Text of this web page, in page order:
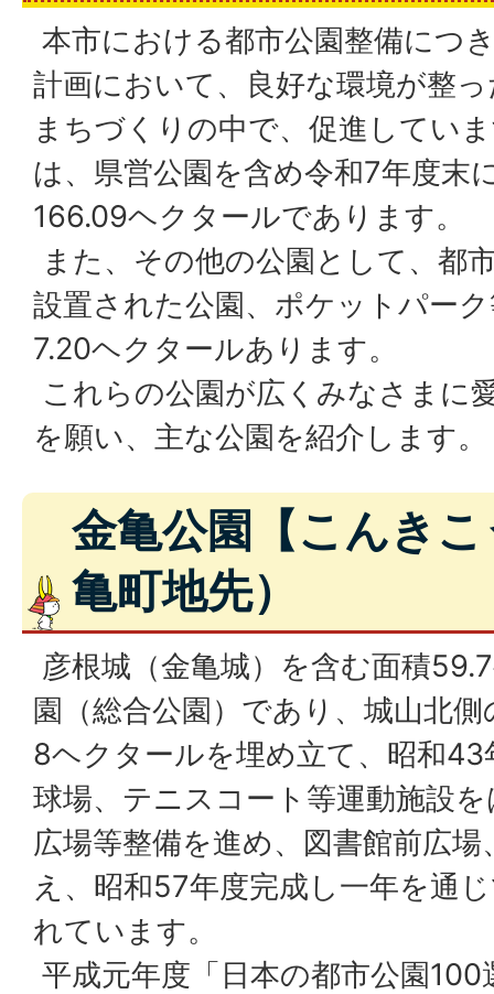
本市における都市公園整備につ
計画において、良好な環境が整
まちづくりの中で、促進してい
は、県営公園を含め令和7年度末
166.09ヘクタールであります。
また、その他の公園として、都
設置された公園、ポケットパー
7.20ヘクタールあります。
これらの公園が広くみなさまに
を願い、主な公園を紹介します。
金亀公園【こんき
亀町地先）
彦根城（金亀城）を含む面積
園（総合公園）であり、城山北
8ヘクタールを埋め立て、昭和
球場、テニスコート等運動施設
広場等整備を進め、図書館前広
え、昭和57年度完成し一年を通
れています。
平成元年度「日本の都市公園